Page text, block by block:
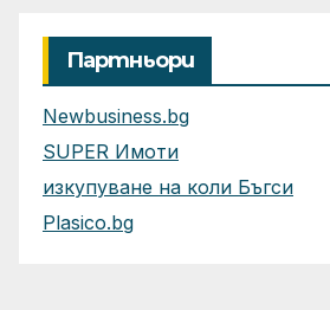
Партньори
Newbusiness.bg
SUPER Имоти
изкупуване на коли Бъгси
Plasico.bg